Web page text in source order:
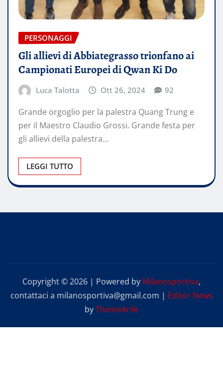
PERSONAGGI
Gli allievi di Abbiategrasso trionfano ai
Campionati Europei di Qwan Ki Do
Luca Talotta Ott 26, 2024 92
Grande orgoglio per la palestra Quang Trung e
per il Maestro Claudio Grossi. Grande festa per
gli allievi della palestra…
LEGGI TUTTO
Copyright © 2026 | Powered by Milanosportiva,
contattaci a milanosportiva@gmail.com | Editor News
byThemeArile